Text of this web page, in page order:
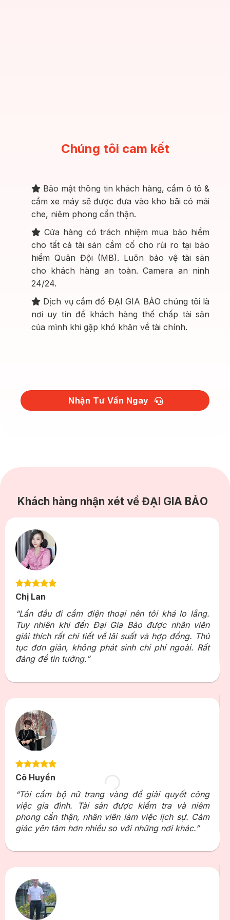
Chúng tôi cam kết
Bảo mật thông tin khách hàng, cầm ô tô &
cầm xe máy sẽ được đưa vào kho bãi có mái
che, niêm phong cẩn thận.
Cửa hàng có trách nhiệm mua bảo hiểm
cho tất cả tài sản cầm cố cho rủi ro tại bảo
hiểm Quân Đội (MB). Luôn bảo vệ tài sản
cho khách hàng an toàn. Camera an ninh
24/24.
Dịch vụ cầm đồ ĐẠI GIA BẢO chúng tôi là
nơi uy tín để khách hàng thế chấp tài sản
của mình khi gặp khó khăn về tài chính.
Nhận Tư Vấn Ngay
Khách hàng nhận xét về ĐẠI GIA BẢO
Chị Lan
“Lần đầu đi cầm điện thoại nên tôi khá lo lắng.
Tuy nhiên khi đến Đại Gia Bảo được nhân viên
giải thích rất chi tiết về lãi suất và hợp đồng. Thủ
tục đơn giản, không phát sinh chi phí ngoài. Rất
đáng để tin tưởng.”
Cô Huyền
“Tôi cầm bộ nữ trang vàng để giải quyết công
việc gia đình. Tài sản được kiểm tra và niêm
phong cẩn thận, nhân viên làm việc lịch sự. Cảm
giác yên tâm hơn nhiều so với những nơi khác.”